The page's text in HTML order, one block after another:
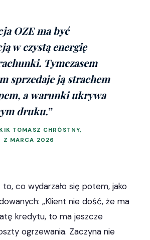
OZE ma być
w czystą energię
Tymczasem
sprzedaje ją strachem
a warunki ukrywa
druku.”
TOMASZ CHRÓSTNY,
Z MARCA 2026
to, co wydarzało się potem, jako
„Klient nie dość, że ma
kredytu, to ma jeszcze
ogrzewania. Zaczyna nie